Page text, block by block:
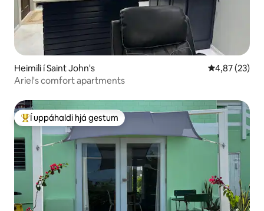
Heimili í Saint John's 4,87 af 5 í
4,87 (23)
Ariel's comfort apartments
Í mestu uppáhaldi hjá gestum
Í uppáhaldi hjá gestum